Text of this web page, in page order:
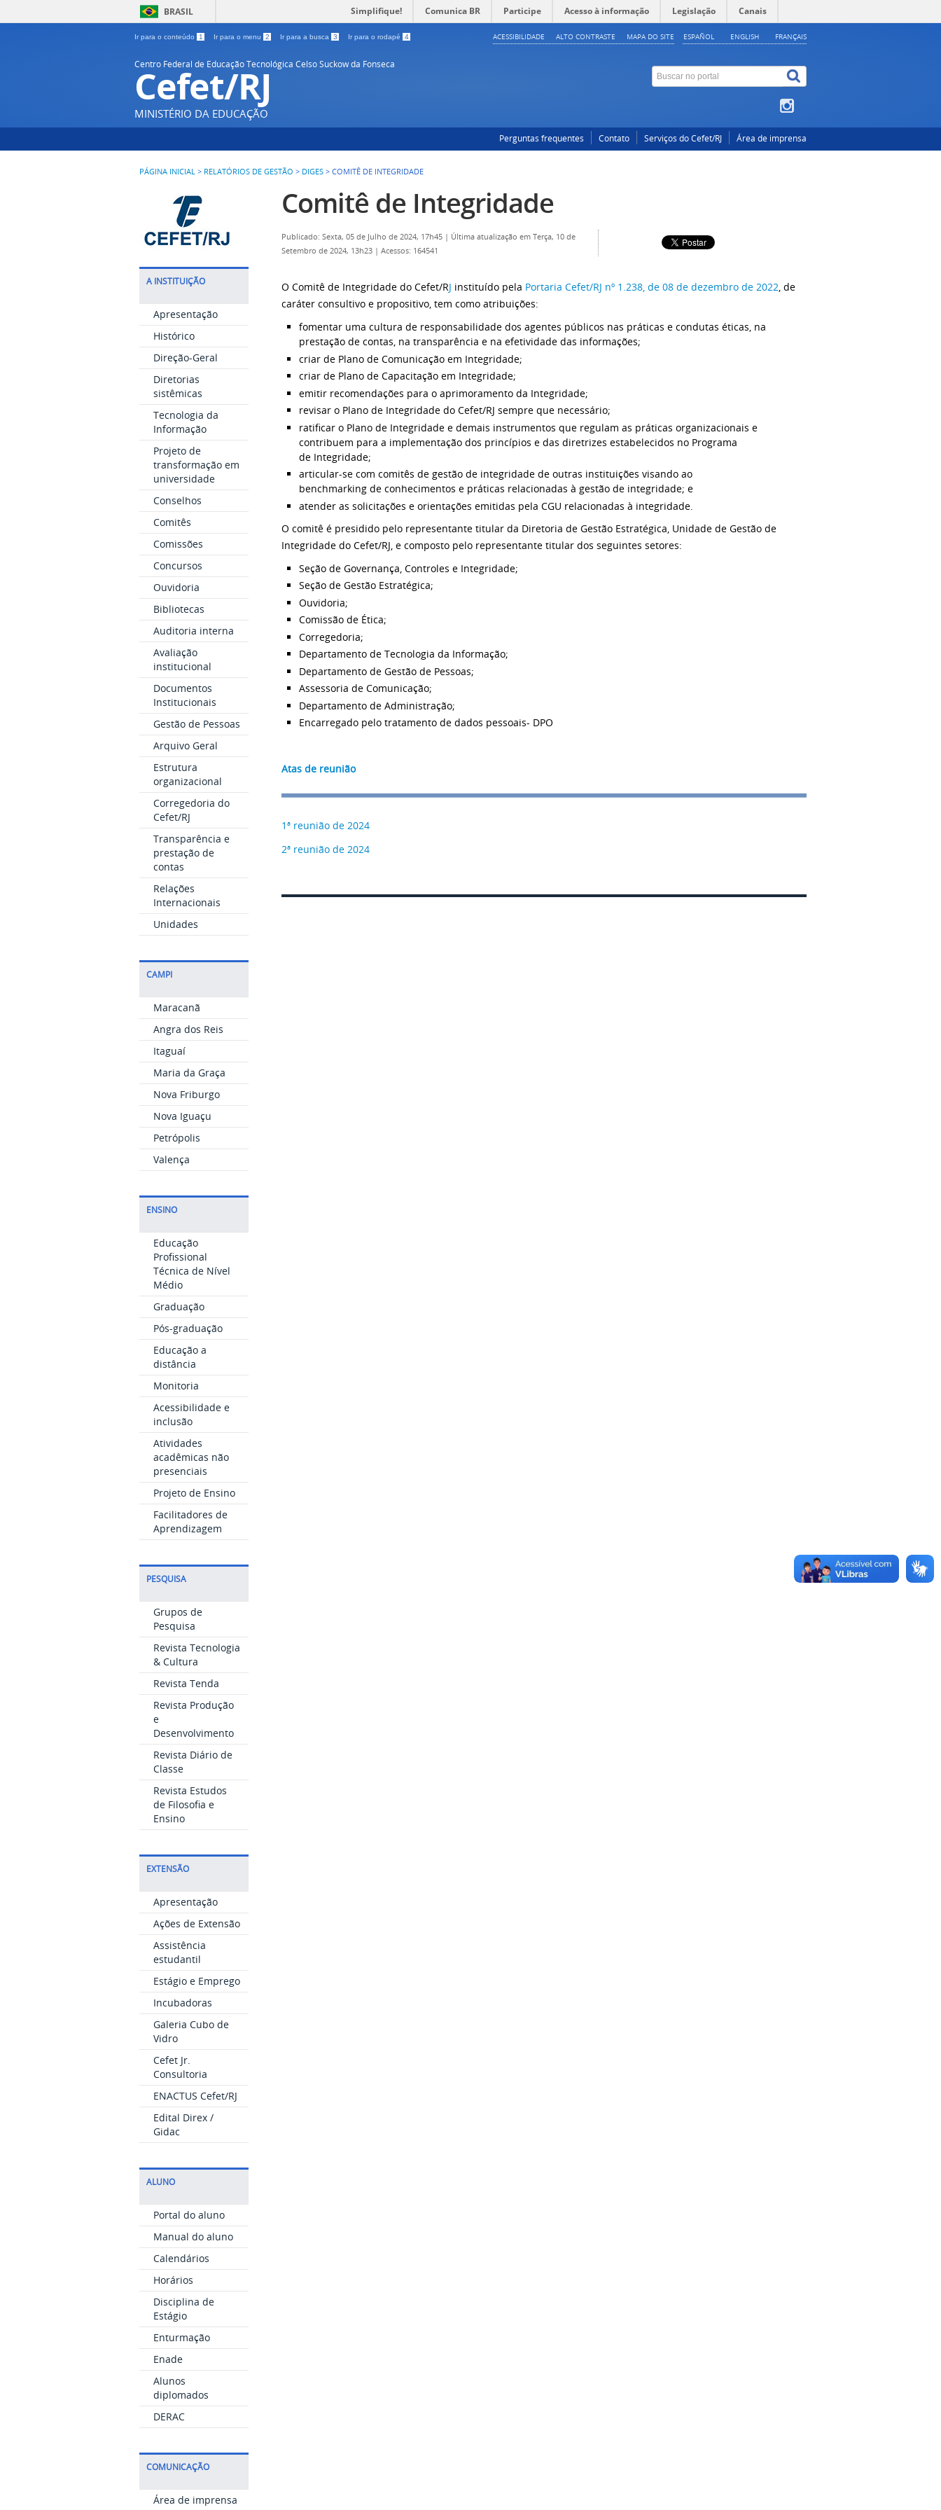
BRASIL Simplifique! Comunica BR Participe Acesso à informação Legislação Canais
Ir para o conteúdo 1 Ir para o menu 2 Ir para a busca 3 Ir para o rodapé 4 ESPAÑOL ENGLISH FRANÇAIS
ACESSIBILIDADE ALTO CONTRASTE MAPA DO SITE
Centro Federal de Educação Tecnológica Celso Suckow da Fonseca
Cefet/RJ
MINISTÉRIO DA EDUCAÇÃO
Perguntas frequentes Contato Serviços do Cefet/RJ Área de imprensa
PÁGINA INICIAL > RELATÓRIOS DE GESTÃO > DIGES > COMITÊ DE INTEGRIDADE
A INSTITUIÇÃO
Apresentação
Histórico
Direção-Geral
Diretorias
sistêmicas
Tecnologia da
Informação
Projeto de
transformação em
universidade
Conselhos
Comitês
Comissões
Concursos
Ouvidoria
Bibliotecas
Auditoria interna
Avaliação
institucional
Documentos
Institucionais
Gestão de Pessoas
Arquivo Geral
Estrutura
organizacional
Corregedoria do
Cefet/RJ
Transparência e
prestação de
contas
Relações
Internacionais
Unidades
CAMPI
Maracanã
Angra dos Reis
Itaguaí
Maria da Graça
Nova Friburgo
Nova Iguaçu
Petrópolis
Valença
ENSINO
Educação
Profissional
Técnica de Nível
Médio
Graduação
Pós-graduação
Educação a
distância
Monitoria
Acessibilidade e
inclusão
Atividades
acadêmicas não
presenciais
Projeto de Ensino
Facilitadores de
Aprendizagem
PESQUISA
Grupos de
Pesquisa
Revista Tecnologia
& Cultura
Revista Tenda
Revista Produção
e
Desenvolvimento
Revista Diário de
Classe
Revista Estudos
de Filosofia e
Ensino
EXTENSÃO
Apresentação
Ações de Extensão
Assistência
estudantil
Estágio e Emprego
Incubadoras
Galeria Cubo de
Vidro
Cefet Jr.
Consultoria
ENACTUS Cefet/RJ
Edital Direx /
Gidac
ALUNO
Portal do aluno
Manual do aluno
Calendários
Horários
Disciplina de
Estágio
Enturmação
Enade
Alunos
diplomados
DERAC
COMUNICAÇÃO
Área de imprensa
Comitê de Integridade
Publicado: Sexta, 05 de Julho de 2024, 17h45 | Última atualização em Terça, 10 de
Setembro de 2024, 13h23 | Acessos: 164541
O Comitê de Integridade do Cefet/RJ instituído pela Portaria Cefet/RJ nº 1.238, de 08 de dezembro de 2022, de
caráter consultivo e propositivo, tem como atribuições:
fomentar uma cultura de responsabilidade dos agentes públicos nas práticas e condutas éticas, na
prestação de contas, na transparência e na efetividade das informações;
criar de Plano de Comunicação em Integridade;
criar de Plano de Capacitação em Integridade;
emitir recomendações para o aprimoramento da Integridade;
revisar o Plano de Integridade do Cefet/RJ sempre que necessário;
ratificar o Plano de Integridade e demais instrumentos que regulam as práticas organizacionais e
contribuem para a implementação dos princípios e das diretrizes estabelecidos no Programa
de Integridade;
articular-se com comitês de gestão de integridade de outras instituições visando ao
benchmarking de conhecimentos e práticas relacionadas à gestão de integridade; e
atender as solicitações e orientações emitidas pela CGU relacionadas à integridade.
O comitê é presidido pelo representante titular da Diretoria de Gestão Estratégica, Unidade de Gestão de
Integridade do Cefet/RJ, e composto pelo representante titular dos seguintes setores:
Seção de Governança, Controles e Integridade;
Seção de Gestão Estratégica;
Ouvidoria;
Comissão de Ética;
Corregedoria;
Departamento de Tecnologia da Informação;
Departamento de Gestão de Pessoas;
Assessoria de Comunicação;
Departamento de Administração;
Encarregado pelo tratamento de dados pessoais- DPO
Atas de reunião
1ª reunião de 2024
2ª reunião de 2024